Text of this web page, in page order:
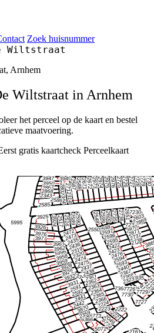
Zoek huisnummer
Wiltstraat
Arnhem
Wiltstraat in Arnhem
het perceel op de kaart en bestel
maatvoering.
gratis kaartcheck Perceelkaart